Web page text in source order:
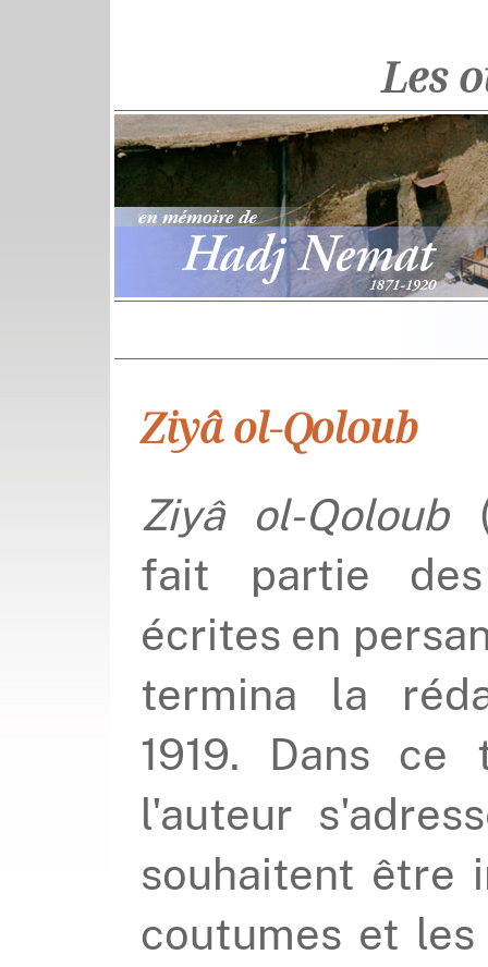
Les
Ziyâ ol-Qoloub
Ziyâ ol-Qoloub
fait partie
écrites en
termina la
1919. Dans ce
l'auteur
souhaitent être
coutumes et